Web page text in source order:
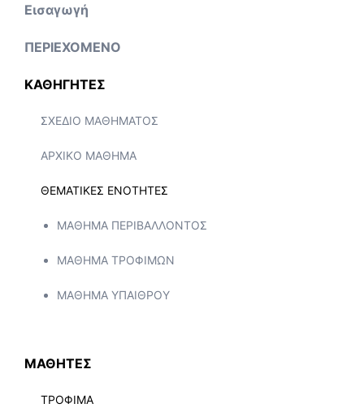
Εισαγωγή
ΠΕΡΙΕΧΟΜΕΝΟ
ΚΑΘΗΓΗΤΕΣ
ΣΧΕΔΙΟ ΜΑΘΗΜΑΤΟΣ
ΑΡΧΙΚΟ ΜΑΘΗΜΑ
ΘΕΜΑΤΙΚΕΣ ΕΝΟΤΗΤΕΣ
ΜΑΘΗΜΑ ΠΕΡΙΒΑΛΛΟΝΤΟΣ
ΜΑΘΗΜΑ ΤΡΟΦΙΜΩΝ
ΜΑΘΗΜΑ ΥΠΑΙΘΡΟΥ
ΜΑΘΗΤΕΣ
ΤΡΟΦΙΜΑ